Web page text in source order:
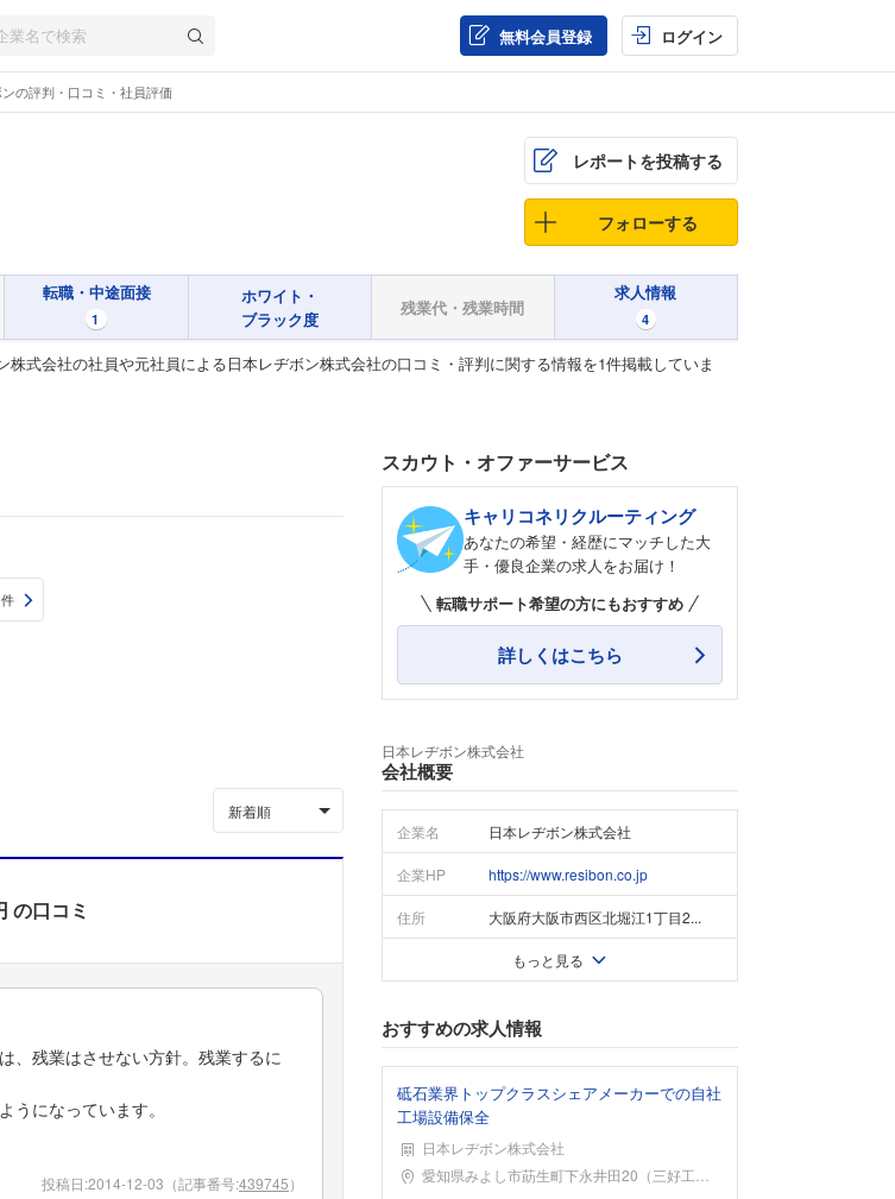
無料会員登録 ログイン
の評判・口コミ・社員評価
レポートを投稿する
フォローする
転職・中途面接
1
ホワイト・
ブラック度
残業代・残業時間
求人情報
4
式会社の社員や元社員による日本レヂボン株式会社の口コミ・評判に関する情報を1件掲載していま
新着順
の口コミ
、残業はさせない方針。残業するに
になっています。
投稿日:2014-12-03 （記事番号:439745）
スカウト・オファーサービス
キャリコネリクルーティング
あなたの希望・経歴にマッチした大
手・優良企業の求人をお届け！
転職サポート希望の方にもおすすめ
詳しくはこちら
日本レヂボン株式会社
会社概要
企業名 日本レヂボン株式会社
企業HP https://www.resibon.co.jp
住所 大阪府大阪市西区北堀江1丁目2...
もっと見る
おすすめの求人情報
砥石業界トップクラスシェアメーカーでの自社
工場設備保全
日本レヂボン株式会社
勤務地愛知県みよし市莇生町下永井田20（三好工場）三好工